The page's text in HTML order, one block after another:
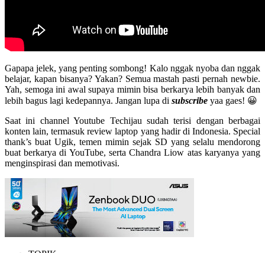
Gapapa jelek, yang penting sombong! Kalo nggak nyoba dan nggak
belajar, kapan bisanya? Yakan? Semua mastah pasti pernah newbie.
Yah, semoga ini awal supaya mimin bisa berkarya lebih banyak dan
lebih bagus lagi kedepannya. Jangan lupa di subscribe yaa gaes! 😀
Saat ini channel Youtube Techijau sudah terisi dengan berbagai
konten lain, termasuk review laptop yang hadir di Indonesia. Special
thank’s buat Ugik, temen mimin sejak SD yang selalu mendorong
buat berkarya di YouTube, serta Chandra Liow atas karyanya yang
menginspirasi dan memotivasi.